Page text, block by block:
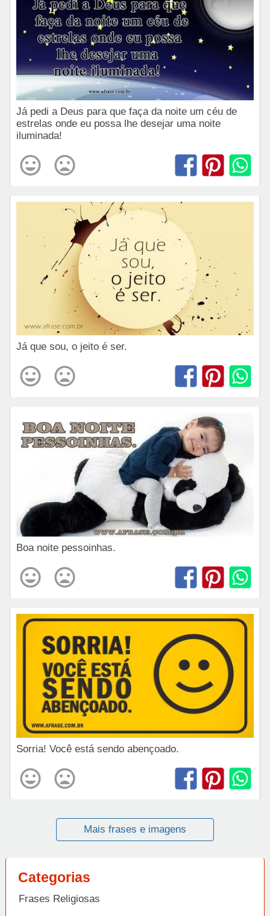
Já pedi a Deus para que faça da noite um céu de
estrelas onde eu possa lhe desejar uma noite
iluminada!
Já que sou, o jeito é ser.
Boa noite pessoinhas.
Sorria! Você está sendo abençoado.
Mais frases e imagens
Categorias
Frases Religiosas